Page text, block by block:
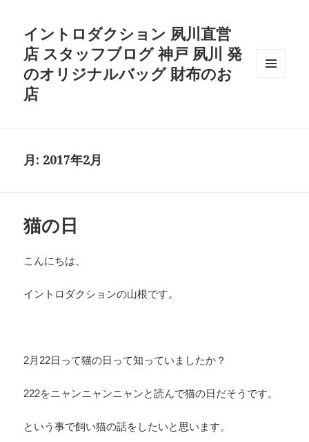
イントロダクション 夙川直営
店 スタッフブログ 神戸 夙川 発
のオリジナルバッグ 財布のお
店
月: 2017年2月
猫の日
こんにちは、
イントロダクションの山根です。
2月22日って猫の日って知っていましたか？
222をニャンニャンニャンと読んで猫の日だそうです。
という事で飼い猫の話をしたいと思います。